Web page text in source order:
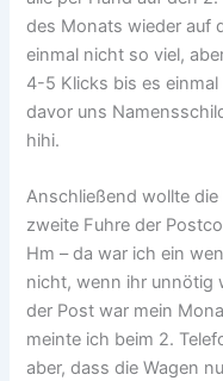
des Monats wieder auf
einmal nicht so viel,
4-5 Klicks bis es
davor uns
hihi.
Anschließend wollte
zweite Fuhre der
Hm – da war ich ein
nicht, wenn ihr unnötig
der Post war mein
meinte ich beim 2.
aber, dass die Wagen